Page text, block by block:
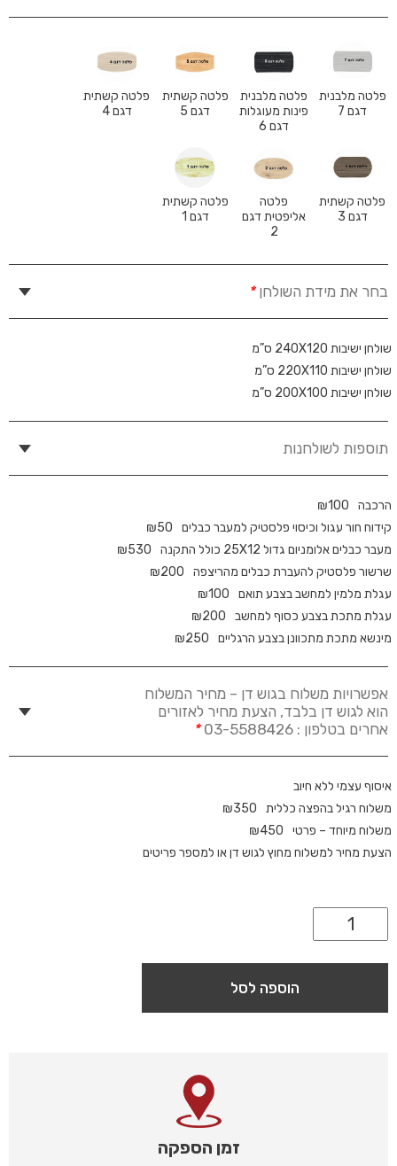
פלטה מלבנית
דגם 7
פלטה מלבנית
פינות מעוגלות
דגם 6
פלטה קשתית
דגם 5
פלטה קשתית
דגם 4
פלטה קשתית
דגם 3
פלטה
אליפטית דגם
2
פלטה קשתית
דגם 1
בחר את מידת השולחן*
שולחן ישיבות 240X120 ס”מ
שולחן ישיבות 220X110 ס”מ
שולחן ישיבות 200X100 ס”מ
תוספות לשולחנות
הרכבה ₪100
קידוח חור עגול וכיסוי פלסטיק למעבר כבלים
₪50
מעבר כבלים אלומניום גדול 25X12 כולל התקנה
₪530
שרשור פלסטיק להעברת כבלים מהריצפה
₪200
עגלת מלמין למחשב בצבע תואם
₪100
עגלת מתכת בצבע כסוף למחשב
₪200
מינשא מתכת מתכוונן בצבע הרגליים
₪250
אפשרויות משלוח בגוש דן – מחיר המשלוח
הוא לגוש דן בלבד, הצעת מחיר לאזורים
אחרים בטלפון : 03-5588426
*
איסוף עצמי ללא חיוב
משלוח רגיל בהפצה כללית
₪350
משלוח מיוחד – פרטי
₪450
הצעת מחיר למשלוח מחוץ לגוש דן או למספר פריטים
הוספה לסל
זמן הספקה